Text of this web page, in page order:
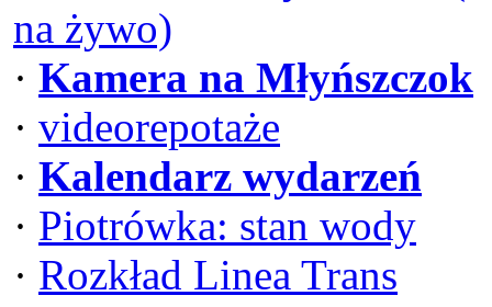
na żywo)
· Kamera na Młyńszczok
· videorepotaże
· Kalendarz wydarzeń
· Piotrówka: stan wody
· Rozkład Linea Trans